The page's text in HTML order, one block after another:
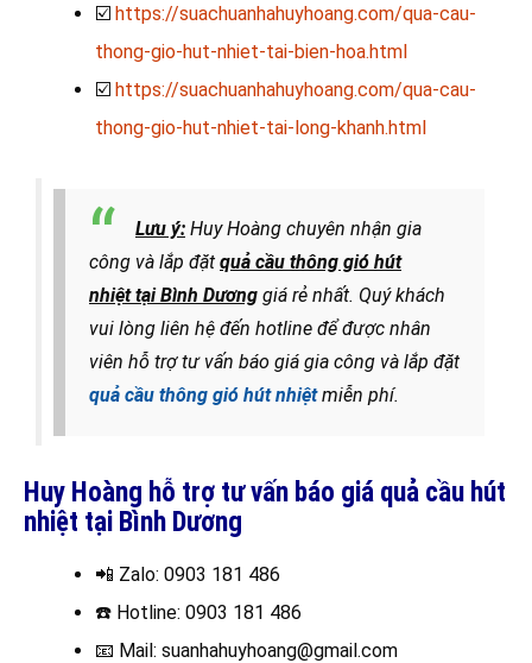
☑️ https://suachuanhahuyhoang.com/qua-cau-
thong-gio-hut-nhiet-tai-bien-hoa.html
☑️ https://suachuanhahuyhoang.com/qua-cau-
thong-gio-hut-nhiet-tai-long-khanh.html
Lưu ý: Huy Hoàng chuyên nhận gia
công và lắp đặt quả cầu thông gió hút
nhiệt tại Bình Dương giá rẻ nhất. Quý khách
vui lòng liên hệ đến hotline để được nhân
viên hỗ trợ tư vấn báo giá gia công và lắp đặt
quả cầu thông gió hút nhiệtmiễn phí.
Huy Hoàng hỗ trợ tư vấn báo giá quả cầu hút
nhiệt tại Bình Dương
📲 Zalo: 0903 181 486
☎️ Hotline: 0903 181 486
📧 Mail: suanhahuyhoang@gmail.com